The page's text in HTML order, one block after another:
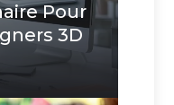
Pour
3D